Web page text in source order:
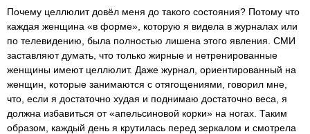
Почему целлюлит довёл меня до такого состояния? Потому что
каждая женщина «в форме», которую я видела в журналах или
по телевидению, была полностью лишена этого явления. СМИ
заставляют думать, что только жирные и нетренированные
женщины имеют целлюлит. Даже журнал, ориентированный на
женщин, которые занимаются с отягощениями, говорил мне,
что, если я достаточно худая и поднимаю достаточно веса, я
должна избавиться от «апельсиновой корки» на ногах. Таким
образом, каждый день я крутилась перед зеркалом и смотрела